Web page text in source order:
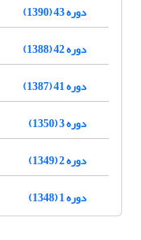
دوره 43 (1390)
دوره 42 (1388)
دوره 41 (1387)
دوره 3 (1350)
دوره 2 (1349)
دوره 1 (1348)